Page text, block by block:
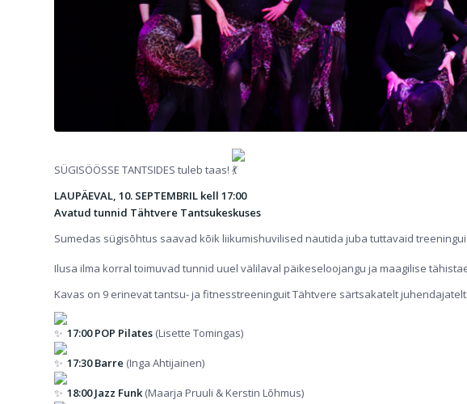
SÜGISÖÖSSE TANTSIDES tuleb taas!
LAUPÄEVAL, 10. SEPTEMBRIL kell 17:00
Avatud tunnid Tähtvere Tantsukeskuses
Sumedas sügisõhtus saavad kõik liikumishuvilised nautida juba tuttavaid
Ilusa ilma korral toimuvad tunnid uuel välilaval päikeseloojangu ja maagilise
Kavas on 9 erinevat tantsu- ja fitnesstreeninguit Tähtvere särtsakatelt juhendajatelt:
17:00 POP Pilates (Lisette Tomingas)
17:30 Barre (Inga Ahtijainen)
18:00 Jazz Funk(Maarja Pruuli & Kerstin Lõhmus)